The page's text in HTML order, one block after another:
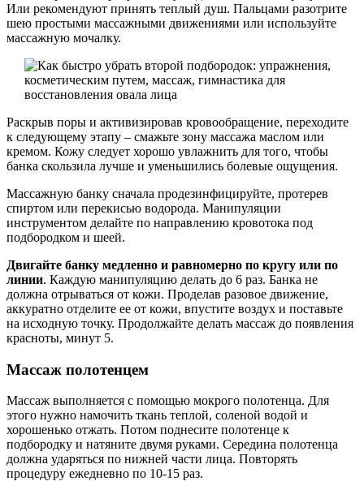
Или рекомендуют принять теплый душ. Пальцами разотрите
шею простыми массажными движениями или используйте
массажную мочалку.
Раскрыв поры и активизировав кровообращение, переходите
к следующему этапу – смажьте зону массажа маслом или
кремом. Кожу следует хорошо увлажнить для того, чтобы
банка скользила лучше и уменьшились болевые ощущения.
Массажную банку сначала продезинфицируйте, протерев
спиртом или перекисью водорода. Манипуляции
инструментом делайте по направлению кровотока под
подбородком и шеей.
Двигайте банку медленно и равномерно по кругу или по
линии. Каждую манипуляцию делать до 6 раз. Банка не
должна отрываться от кожи. Проделав разовое движение,
аккуратно отделите ее от кожи, впустите воздух и поставьте
на исходную точку. Продолжайте делать массаж до появления
красноты, минут 5.
Массаж полотенцем
Массаж выполняется с помощью мокрого полотенца. Для
этого нужно намочить ткань теплой, соленой водой и
хорошенько отжать. Потом поднесите полотенце к
подбородку и натяните двумя руками. Середина полотенца
должна ударяться по нижней части лица. Повторять
процедуру ежедневно по 10-15 раз.